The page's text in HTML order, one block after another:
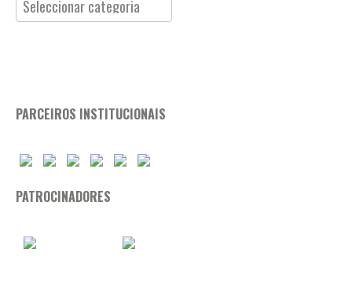
PARCEIROS INSTITUCIONAIS
PATROCINADORES